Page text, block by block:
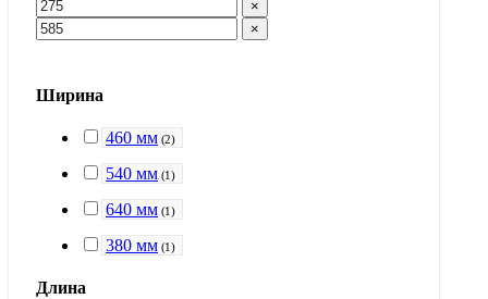
×
×
Ширина
460 мм (2)
540 мм (1 )
640 мм (1 )
380 мм (1 )
Длина